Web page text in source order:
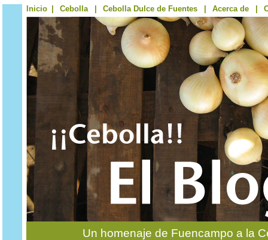
Inicio Cebolla Cebolla Dulce de Fuentes Acerca de
Un homenaje de Fuencampo a la